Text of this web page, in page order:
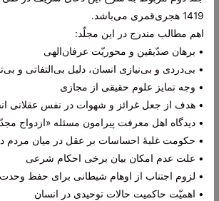
1419 هجری‌قمری می‌باشد.
اهم مطالب مندرج در این مجلّد:
• برهان صدّیقین و محوریّت عرفان‌الهی
• بی‌دردی و بی‌‌نیازی انسان، دلیل بی‌التفاتی و
• وجه تمایز علوم حقیقی از مجازی
• هدف از جعل غرائز و شهوات در نفس عقلانی
• دیدگاه اهل معرفت پیرامون مسئله «ازدواج
• حکومت غلبۀ احساسات بر عقل در میان مردم
• علت عدم امکان بیان برخی احکام شرعی
• لزوم اجتناب از اوهام شیطانی برای حفظ
• اهمیّت حاکمیت حالات توحیدی در انسان